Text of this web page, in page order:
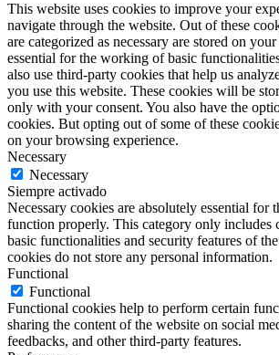
This website uses cookies to improve your
navigate through the website. Out of these
are categorized as necessary are stored on
essential for the working of basic
also use third-party cookies that help us
you use this website. These cookies will be
only with your consent. You also have the
cookies. But opting out of some of these
on your browsing experience.
Necessary
Necessary
Siempre activado
Necessary cookies are absolutely essential for
function properly. This category only includes
basic functionalities and security features of
cookies do not store any personal information.
Functional
Functional
Functional cookies help to perform certain
sharing the content of the website on social
feedbacks, and other third-party features.